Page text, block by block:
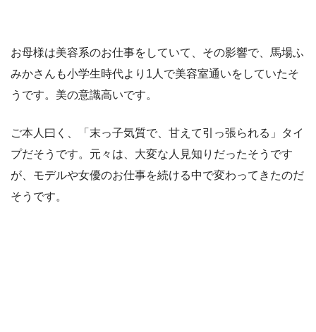
お母様は美容系のお仕事をしていて、その影響で、馬場ふ
みかさんも小学生時代より1人で美容室通いをしていたそ
うです。美の意識高いです。
ご本人曰く、「末っ子気質で、甘えて引っ張られる」タイ
プだそうです。元々は、大変な人見知りだったそうです
が、モデルや女優のお仕事を続ける中で変わってきたのだ
そうです。